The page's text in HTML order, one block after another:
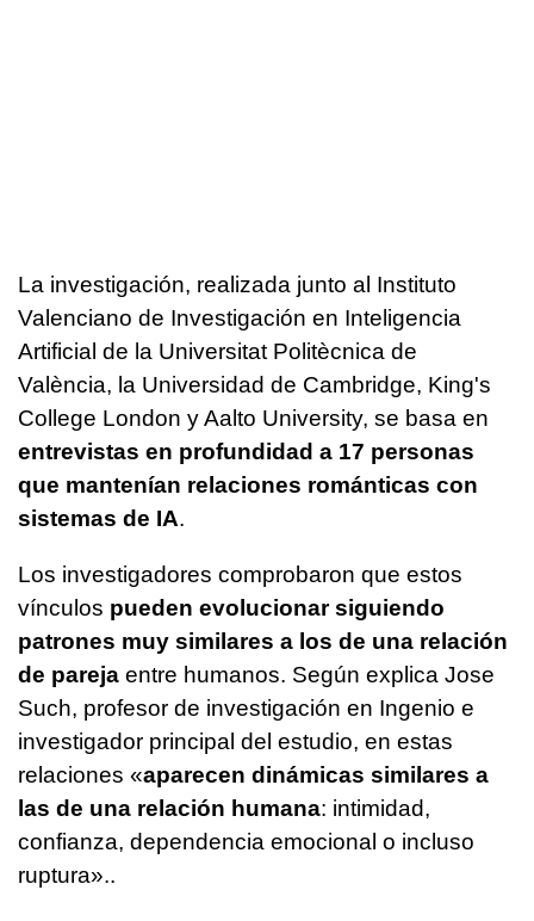
La investigación, realizada junto al Instituto
Valenciano de Investigación en Inteligencia
Artificial de la Universitat Politècnica de
València, la Universidad de Cambridge, King's
College London y Aalto University, se basa en
entrevistas en profundidad a 17 personas
que mantenían relaciones románticas con
sistemas de IA.
Los investigadores comprobaron que estos
vínculos pueden evolucionar siguiendo
patrones muy similares a los de una relación
de pareja entre humanos. Según explica Jose
Such, profesor de investigación en Ingenio e
investigador principal del estudio, en estas
relaciones «aparecen dinámicas similares a
las de una relación humana: intimidad,
confianza, dependencia emocional o incluso
ruptura»..